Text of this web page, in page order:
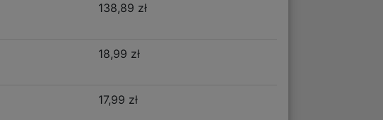
138,89 zł
18,99 zł
17,99 zł